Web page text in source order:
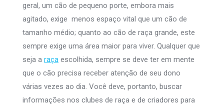
geral, um cão de pequeno porte, embora mais
agitado, exige menos espaço vital que um cão de
tamanho médio; quanto ao cão de raça grande, este
sempre exige uma área maior para viver. Qualquer que
seja a raça escolhida, sempre se deve ter em mente
que o cão precisa receber atenção de seu dono
várias vezes ao dia. Você deve, portanto, buscar
informações nos clubes de raça e de criadores para